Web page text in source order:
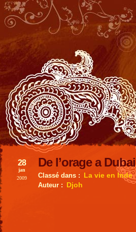
De l’orage a Dubai
28
jan
2009
Classé dans : La vie en Inde
Auteur : Djoh